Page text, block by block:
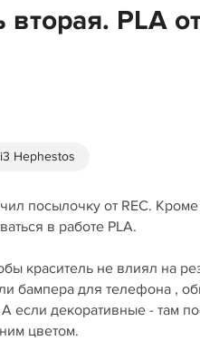
PLA
Hephestos
посылочку от REC.
в работе PLA.
краситель не влиял на
бампера для телефона ,
если декоративные - там
цветом.